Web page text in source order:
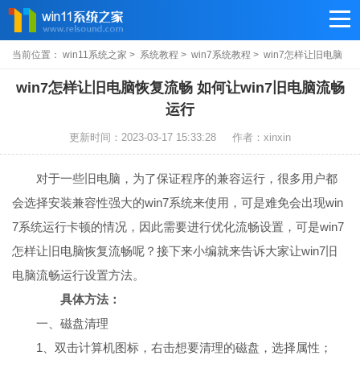
当前位置： win11系统之家 > 系统教程 > win7系统教程 > win7怎样让旧电脑
恢复流畅
win7怎样让旧电脑恢复流畅 如何让win7旧电脑流畅
运行
更新时间：2023-03-17 15:33:28 作者：xinxin
对于一些旧电脑，为了保证程序的兼容运行，很多用户都
会选择安装兼容性强大的win7系统来使用，可是难免会出现win
7系统运行卡顿的情况，因此需要进行优化流畅设置，可是win7
怎样让旧电脑恢复流畅呢？接下来小编就来告诉大家让win7旧
电脑流畅运行设置方法。
具体方法：
一、磁盘清理
1、双击计算机图标，右击想要清理的磁盘，选择属性；